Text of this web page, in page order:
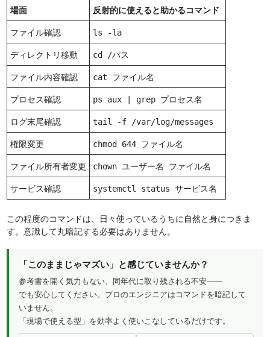
場面 反射的に使えると助かるコマンド
ファイル確認 ls -la
ディレクトリ移動 cd /パス
ファイル内容確認 cat ファイル名
プロセス確認 ps aux | grep プロセス名
ログ末尾確認 tail -f /var/log/messages
権限変更 chmod 644 ファイル名
ファイル所有者変更 chown ユーザー名 ファイル名
サービス確認 systemctl status サービス名
この程度のコマンドは、日々使っているうちに自然と身につきま
す。意識して丸暗記する必要はありません。
「このままじゃマズい」と感じていませんか？
参考書を開く気力もない、同年代に取り残される不安——
でも安心してください。プロのエンジニアはコマンドを暗記して
いません。
「現場で使える型」を効率よく使いこなしているだけです。